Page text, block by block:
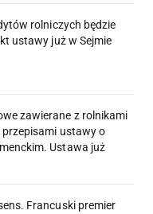
rolniczych będzie
ustawy już w Sejmie
zawierane z rolnikami
przepisami ustawy o
Ustawa już
Francuski premier